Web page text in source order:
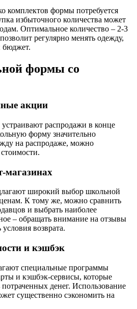
комплектов формы потребуется
избыточного количества может
Оптимальное количество – 2-3
регулярно менять одежду,
бюджет.
формы со
акции
распродажи в конце
форму значительно
на распродаже, можно
магазинах
широкий выбор школьной
К тому же, можно сравнить
и выбрать наиболее
– обращать внимание на отзывы
возврата.
и кэшбэк
специальные программы
и кэшбэк-сервисы, которые
денег. Использование
существенно сэкономить на